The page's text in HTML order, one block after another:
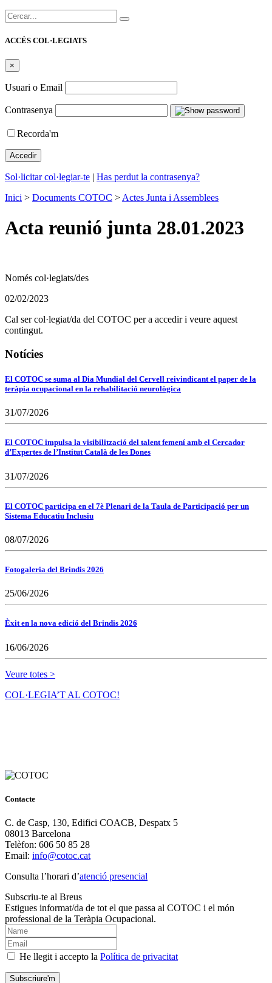
Cercar:
ACCÉS COL·LEGIATS
×
Usuari o Email
Contrasenya
Recorda'm
Sol·licitar col·legiar-te | Has perdut la contrasenya?
Inici > Documents COTOC > Actes Junta i Assemblees
Acta reunió junta 28.01.2023
Només col·legiats/des
02/02/2023
Cal ser col·legiat/da del COTOC per a accedir i veure aquest
contingut.
Notícies
El COTOC se suma al Dia Mundial del Cervell reivindicant el paper de la
teràpia ocupacional en la rehabilitació neurològica
31/07/2026
El COTOC impulsa la visibilització del talent femení amb el Cercador
d’Expertes de l’Institut Català de les Dones
31/07/2026
El COTOC participa en el 7è Plenari de la Taula de Participació per un
Sistema Educatiu Inclusiu
08/07/2026
Fotogaleria del Brindis 2026
25/06/2026
Èxit en la nova edició del Brindis 2026
16/06/2026
Veure totes >
COL·LEGIA’T AL COTOC!
Contacte
C. de Casp, 130, Edifici COACB, Despatx 5
08013 Barcelona
Telèfon: 606 50 85 28
Email: info@cotoc.cat
Consulta l’horari d’atenció presencial
Subscriu-te al Breus
Estigues informat/da de tot el que passa al COTOC i el món
professional de la Teràpia Ocupacional.
He llegit i accepto la Política de privacitat